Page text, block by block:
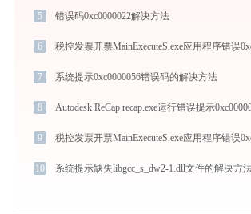
5 错误码0xc0000022解决方法
6
7 系统提示0xc0000056错误码的解决方法
8
9
10 系统提示缺失libgcc_s_dw2-1.dll文件的解决方